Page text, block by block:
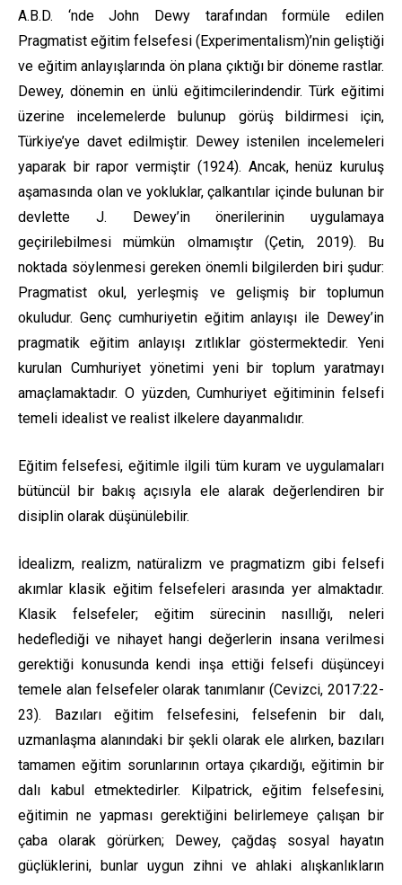
A.B.D. ‘nde John Dewy tarafından formüle edilen
Pragmatist eğitim felsefesi (Experimentalism)’nin geliştiği
ve eğitim anlayışlarında ön plana çıktığı bir döneme rastlar.
Dewey, dönemin en ünlü eğitimcilerindendir. Türk eğitimi
üzerine incelemelerde bulunup görüş bildirmesi için,
Türkiye’ye davet edilmiştir. Dewey istenilen incelemeleri
yaparak bir rapor vermiştir (1924). Ancak, henüz kuruluş
aşamasında olan ve yokluklar, çalkantılar içinde bulunan bir
devlette J. Dewey’in önerilerinin uygulamaya
geçirilebilmesi mümkün olmamıştır (Çetin, 2019). Bu
noktada söylenmesi gereken önemli bilgilerden biri şudur:
Pragmatist okul, yerleşmiş ve gelişmiş bir toplumun
okuludur. Genç cumhuriyetin eğitim anlayışı ile Dewey’in
pragmatik eğitim anlayışı zıtlıklar göstermektedir. Yeni
kurulan Cumhuriyet yönetimi yeni bir toplum yaratmayı
amaçlamaktadır. O yüzden, Cumhuriyet eğitiminin felsefi
temeli idealist ve realist ilkelere dayanmalıdır.
Eğitim felsefesi, eğitimle ilgili tüm kuram ve uygulamaları
bütüncül bir bakış açısıyla ele alarak değerlendiren bir
disiplin olarak düşünülebilir.
İdealizm, realizm, natüralizm ve pragmatizm gibi felsefi
akımlar klasik eğitim felsefeleri arasında yer almaktadır.
Klasik felsefeler; eğitim sürecinin nasıllığı, neleri
hedeflediği ve nihayet hangi değerlerin insana verilmesi
gerektiği konusunda kendi inşa ettiği felsefi düşünceyi
temele alan felsefeler olarak tanımlanır (Cevizci, 2017:22-
23). Bazıları eğitim felsefesini, felsefenin bir dalı,
uzmanlaşma alanındaki bir şekli olarak ele alırken, bazıları
tamamen eğitim sorunlarının ortaya çıkardığı, eğitimin bir
dalı kabul etmektedirler. Kilpatrick, eğitim felsefesini,
eğitimin ne yapması gerektiğini belirlemeye çalışan bir
çaba olarak görürken; Dewey, çağdaş sosyal hayatın
güçlüklerini, bunlar uygun zihni ve ahlaki alışkanlıkların